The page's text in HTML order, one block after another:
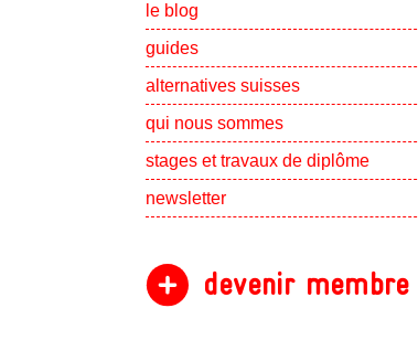
le blog
guides
alternatives suisses
qui nous sommes
stages et travaux de diplôme
newsletter
devenir membre